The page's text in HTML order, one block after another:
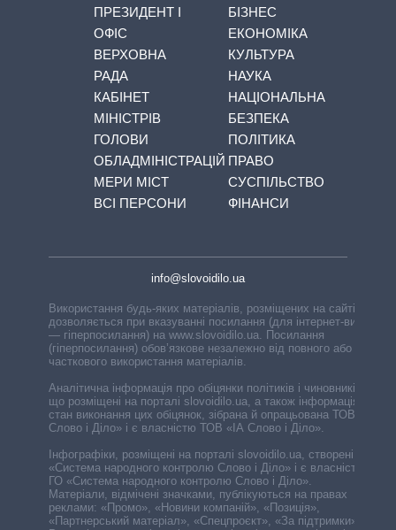
ПРЕЗИДЕНТ І
ОФІС
ВЕРХОВНА
РАДА
КАБІНЕТ
МІНІСТРІВ
ГОЛОВИ
ОБЛАДМІНІСТРАЦІЙ
МЕРИ МІСТ
ВСІ ПЕРСОНИ
БІЗНЕС
ЕКОНОМІКА
КУЛЬТУРА
НАУКА
НАЦІОНАЛЬНА
БЕЗПЕКА
ПОЛІТИКА
ПРАВО
СУСПІЛЬСТВО
ФІНАНСИ
info@slovoidilo.ua
Використання будь-яких матеріалів, розміщених на сайті,
дозволяється при вказуванні посилання (для інтернет-видань
— гіперпосилання) на www.slovoidilo.ua. Посилання
(гіперпосилання) обов’язкове незалежно від повного або
часткового використання матеріалів.
Аналітична інформація про обіцянки політиків і чиновників,
що розміщені на порталі slovoidilo.ua, а також інформація про
стан виконання цих обіцянок, зібрана й опрацьована ТОВ «ІА
Слово і Діло» і є власністю ТОВ «ІА Слово і Діло».
Інфографіки, розміщені на порталі slovoidilo.ua, створені ГО
«Система народного контролю Слово і Діло» і є власністю
ГО «Система народного контролю Слово і Діло».
Матеріали, відмічені значками, публікуються на правах
реклами: «Промо», «Новини компаній», «Позиція»,
«Партнерський матеріал», «Спецпроєкт», «За підтримки».